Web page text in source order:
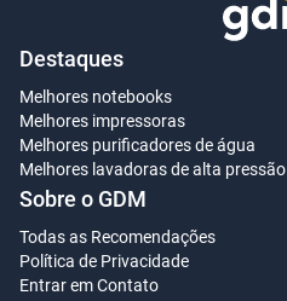
Destaques
Melhores notebooks
Melhores impressoras
Melhores purificadores de água
Melhores lavadoras de alta pressão
Sobre o GDM
Todas as Recomendações
Política de Privacidade
Entrar em Contato